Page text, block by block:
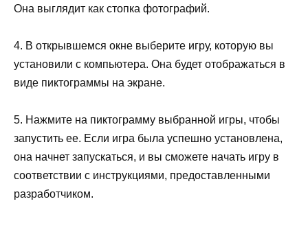
Она выглядит как стопка фотографий.
4. В открывшемся окне выберите игру, которую вы
установили с компьютера. Она будет отображаться в
виде пиктограммы на экране.
5. Нажмите на пиктограмму выбранной игры, чтобы
запустить ее. Если игра была успешно установлена,
она начнет запускаться, и вы сможете начать игру в
соответствии с инструкциями, предоставленными
разработчиком.